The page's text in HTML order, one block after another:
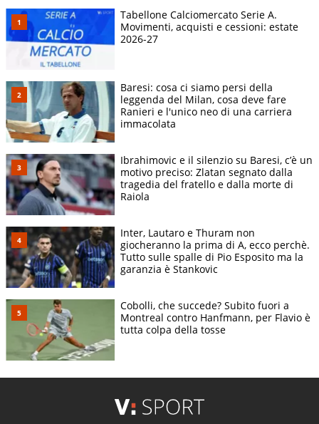
Tabellone Calciomercato Serie A.
Movimenti, acquisti e cessioni: estate
2026-27
Baresi: cosa ci siamo persi della
leggenda del Milan, cosa deve fare
Ranieri e l'unico neo di una carriera
immacolata
Ibrahimovic e il silenzio su Baresi, c’è un
motivo preciso: Zlatan segnato dalla
tragedia del fratello e dalla morte di
Raiola
Inter, Lautaro e Thuram non
giocheranno la prima di A, ecco perchè.
Tutto sulle spalle di Pio Esposito ma la
garanzia è Stankovic
Cobolli, che succede? Subito fuori a
Montreal contro Hanfmann, per Flavio è
tutta colpa della tosse